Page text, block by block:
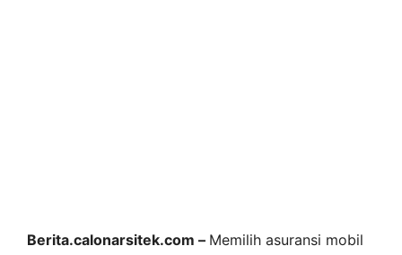
Berita.calonarsitek.com – Memilih asuransi mobil